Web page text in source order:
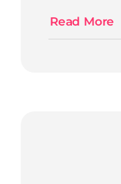
Read More